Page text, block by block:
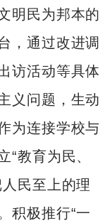
明民为邦本的
，通过改进调
访活动等具体
义问题，生动
为连接学校与
“教育为民、
民至上的理
积极推行“一